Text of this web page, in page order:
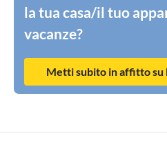
la tua casa/il tuo
vacanze?
Metti subito in affitto su